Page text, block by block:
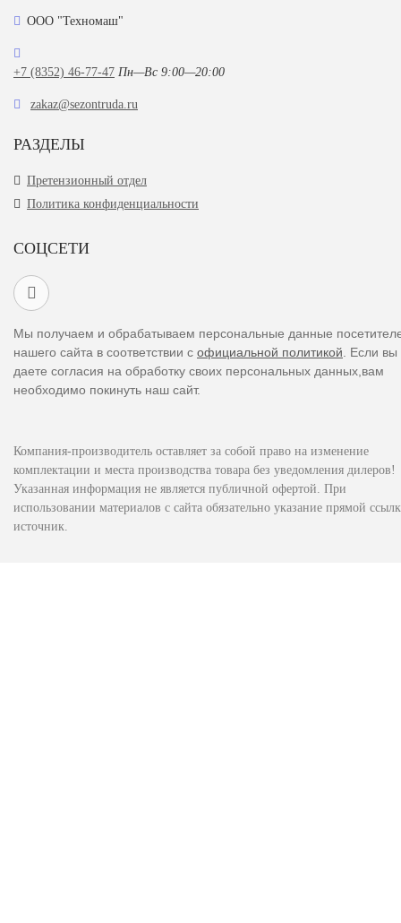
ООО "Техномаш"
+7 (8352) 46-77-47 Пн—Вс 9:00—20:00
zakaz@sezontruda.ru
РАЗДЕЛЫ
Претензионный отдел
Политика конфиденциальности
СОЦСЕТИ
Мы получаем и обрабатываем персональные данные
нашего сайта в соответствии с официальной политикой. Если вы
даете согласия на обработку своих персональных данных,вам
необходимо покинуть наш сайт.
Компания-производитель оставляет за собой право на изменение
комплектации и места производства товара без уведомления дилеров!
Указанная информация не является публичной офертой. При
использовании материалов с сайта обязательно указание прямой
источник.